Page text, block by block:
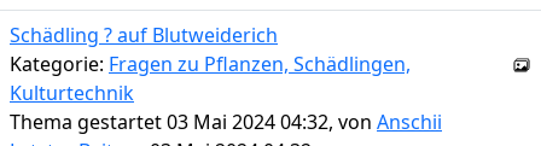
Schädling ? auf Blutweiderich
Kategorie: Fragen zu Pflanzen, Schädlingen,
Kulturtechnik
Thema gestartet 03 Mai 2024 04:32, von Anschii